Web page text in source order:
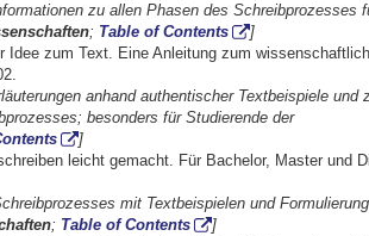
zu allen Phasen des Schreibprozesses
; Table of Contents
]
Idee zum Text. Eine Anleitung zum
anhand authentischer Textbeispiele und
besonders für Studierende der
]
leicht gemacht. Für Bachelor, Master und
mit Textbeispielen und
; Table of Contents
]